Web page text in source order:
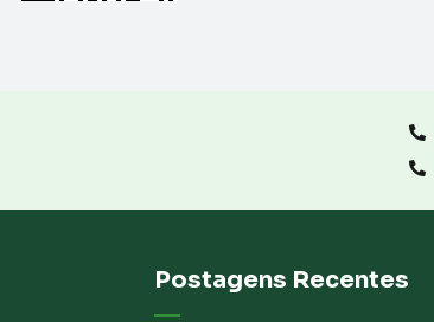
Postagens Recentes